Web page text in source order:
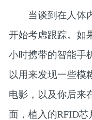
当谈到在人体内
开始考虑跟踪。如
小时携带的智能手
以用来发现一些模
电影，以及你后来
面，植入的RFID